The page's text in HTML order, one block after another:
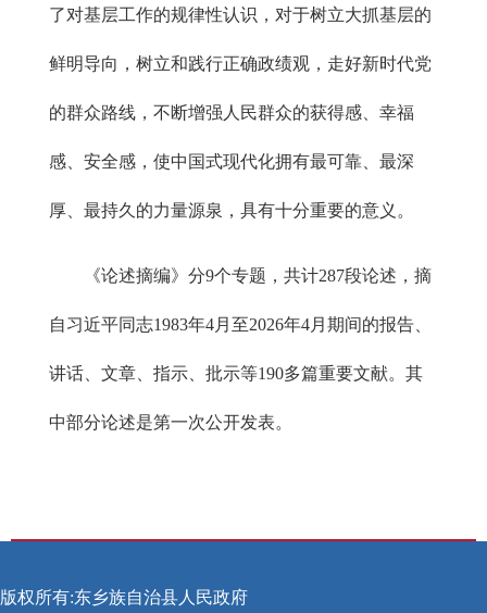
了对基层工作的规律性认识，对于树立大抓基层的
鲜明导向，树立和践行正确政绩观，走好新时代党
的群众路线，不断增强人民群众的获得感、幸福
感、安全感，使中国式现代化拥有最可靠、最深
厚、最持久的力量源泉，具有十分重要的意义。
《论述摘编》分9个专题，共计287段论述，摘
自习近平同志1983年4月至2026年4月期间的报告、
讲话、文章、指示、批示等190多篇重要文献。其
中部分论述是第一次公开发表。
版权所有:东乡族自治县人民政府